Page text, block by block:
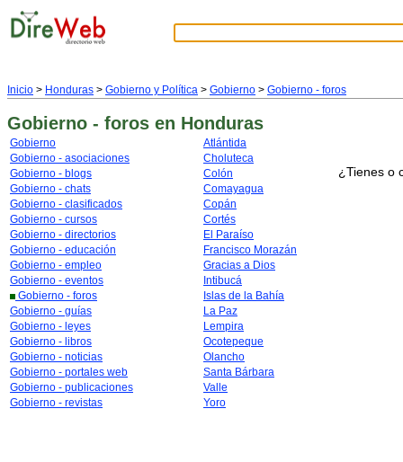
Inicio > Honduras > Gobierno y Política > Gobierno > Gobierno - foros
Gobierno - foros en Honduras
Gobierno
Gobierno - asociaciones
Gobierno - blogs
Gobierno - chats
Gobierno - clasificados
Gobierno - cursos
Gobierno - directorios
Gobierno - educación
Gobierno - empleo
Gobierno - eventos
Gobierno - foros
Gobierno - guías
Gobierno - leyes
Gobierno - libros
Gobierno - noticias
Gobierno - portales web
Gobierno - publicaciones
Gobierno - revistas
Atlántida
Choluteca
Colón
Comayagua
Copán
Cortés
El Paraíso
Francisco Morazán
Gracias a Dios
Intibucá
Islas de la Bahía
La Paz
Lempira
Ocotepeque
Olancho
Santa Bárbara
Valle
Yoro
¿Tienes o